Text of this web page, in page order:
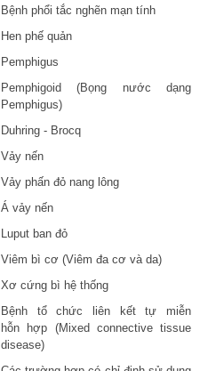
Bệnh phổi tắc nghẽn mạn tính
Hen phế quản
Pemphigus
Pemphigoid (Bọng nước dạng
Pemphigus)
Duhring - Brocq
Vảy nến
Vảy phấn đỏ nang lông
Á vảy nến
Luput ban đỏ
Viêm bì cơ (Viêm đa cơ và da)
Xơ cứng bì hệ thống
Bệnh tổ chức liên kết tự miễn
hỗn hợp (Mixed connective tissue
disease)